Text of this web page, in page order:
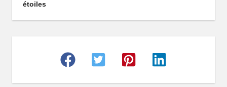
v
étoiles